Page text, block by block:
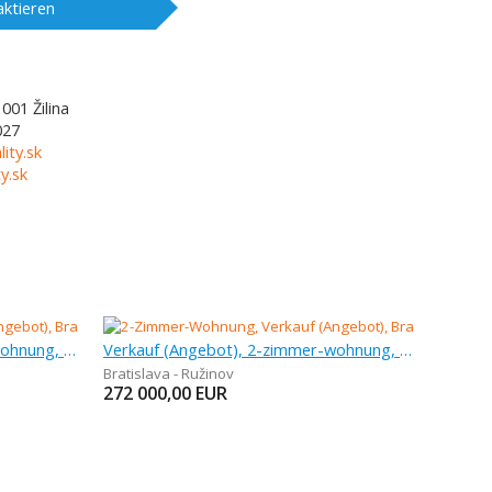
Žilina
Verkauf (Angebot), 2-zimmer-wohnung, 54,2 m Verkauf (Angebot), 2-zimmer-wohnung, 55 m
Bratislava - Ružinov
272 000,00 EUR